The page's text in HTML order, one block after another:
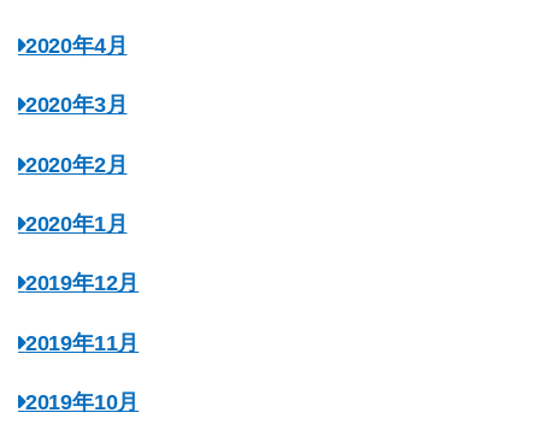
2020年4月
2020年3月
2020年2月
2020年1月
2019年12月
2019年11月
2019年10月